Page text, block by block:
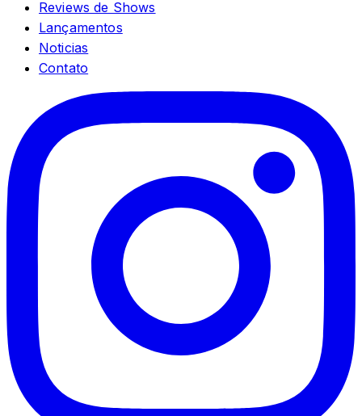
Reviews de Shows
Lançamentos
Noticias
Contato